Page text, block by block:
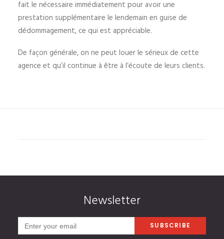
fait le nécessaire immédiatement pour avoir une
prestation supplémentaire le lendemain en guise de
dédommagement, ce qui est appréciable.
De façon générale, on ne peut louer le sérieux de cette
agence et qu’il continue à être à l’écoute de leurs clients.
Newsletter